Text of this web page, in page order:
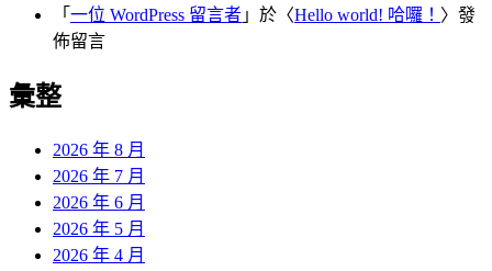
「 一位 WordPress 留言者 」於〈Hello world! 哈囉！ 〉發
佈留言
彙整
2026 年 8 月
2026 年 7 月
2026 年 6 月
2026 年 5 月
2026 年 4 月